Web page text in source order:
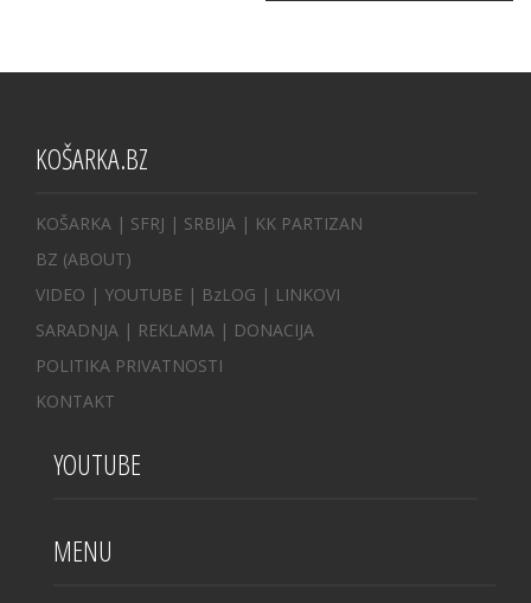
KOŠARKA.BZ
KOŠARKA | SFRJ | SRBIJA | KK PARTIZAN
BZ (ABOUT)
VIDEO | YOUTUBE | BzLOG | LINKOVI
SARADNJA | REKLAMA | DONACIJA
POLITIKA PRIVATNOSTI
KONTAKT
YOUTUBE
MENU